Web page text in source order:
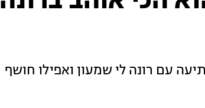
עם רונה לי שמעון ואפילו חושף